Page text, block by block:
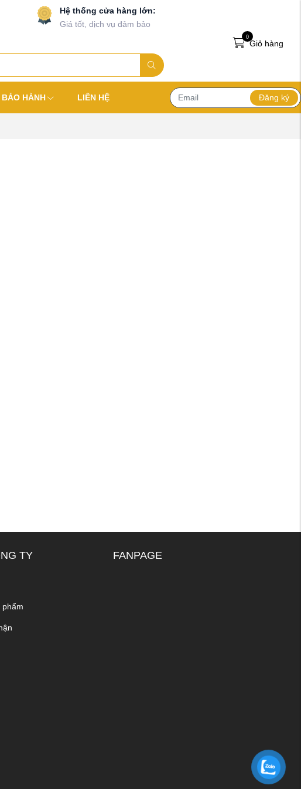
Hệ thống cửa hàng lớn:
Giá tốt, dịch vụ đảm bảo
Giỏ hàng
0
BẢO HÀNH LIÊN HỆ Đăng ký
TY
phẩm
FANPAGE